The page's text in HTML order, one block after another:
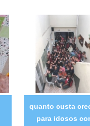
quanto custa
para idosos